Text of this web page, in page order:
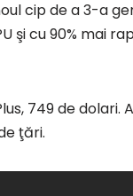
cip de a 3-a
şi cu 90% mai
749 de
ţări.